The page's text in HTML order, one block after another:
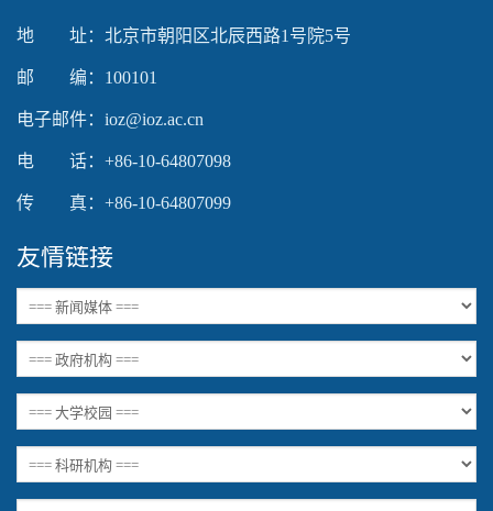
地 址：北京市朝阳区北辰西路1号院5号
邮 编：100101
电子邮件：ioz@ioz.ac.cn
电 话：+86-10-64807098
传 真：+86-10-64807099
友情链接